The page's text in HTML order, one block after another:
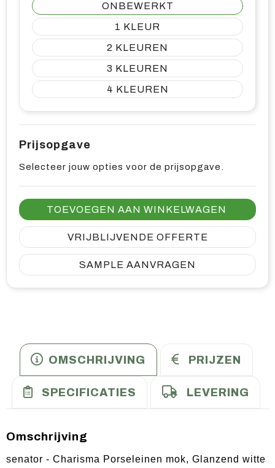
ONBEWERKT
1
2
3
4
Prijsopgave
Selecteer jouw opties voor de prijsopgave.
TOEVOEGEN AAN WINKELWAGEN
VRIJBLIJVENDE OFFERTE
SAMPLE AANVRAGEN
OMSCHRIJVING PRIJZEN
SPECIFICATIES LEVERING
Omschrijving
senator - Charisma Porseleinen mok, Glanzend witte